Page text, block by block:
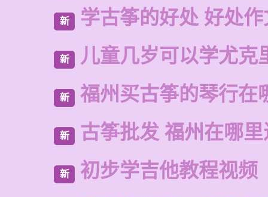
新 学古筝的好处 好处作
新 儿童几岁可以学尤克
新 福州买古筝的琴行在
新 古筝批发 福州在哪
新 初步学吉他教程视频